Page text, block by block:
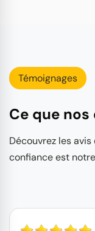
Témoignages
Ce que
Découvrez les
confiance est